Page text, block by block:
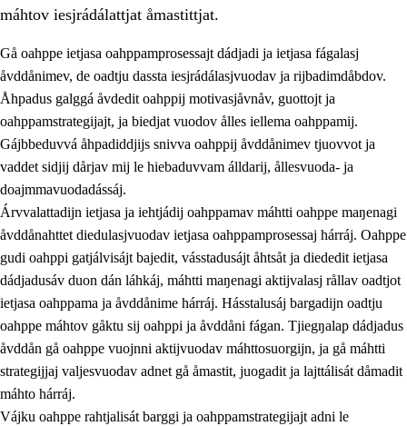
Prinsihpa oahppama, åvddånahttema ja ávddama hárráj
2.1 Sosiála oahppam ja åvddånibme
2.2 Máhtudahka fágáj hárráj
2.3 Vuodulasj tjehpudagá
Oahppat oahppat
Doaresfágalasj tiemá
máhtov iesjrádálattjat åmastittjat.
Gå oahppe ietjasa oahppamprosessajt dádjadi ja ietjasa fágalasj
åvddånimev, de oadtju dassta iesjrádálasjvuodav ja rijbadimdåbdov.
Åhpadus galggá åvdedit oahppij motivasjåvnåv, guottojt ja
oahppamstrategijajt, ja biedjat vuodov ålles iellema oahppamij.
Gájbbeduvvá åhpadiddjijs snivva oahppij åvddånimev tjuovvot ja
vaddet sidjij dårjav mij le hiebaduvvam álldarij, ållesvuoda- ja
doajmmavuodadássáj.
Árvvalattadijn ietjasa ja iehtjádij oahppamav máhtti oahppe maŋenagi
åvddånahttet diedulasjvuodav ietjasa oahppamprosessaj hárráj. Oahppe
gudi oahppi gatjálvisájt bajedit, vásstadusájt åhtsåt ja diededit ietjasa
dádjadusáv duon dán láhkáj, máhtti maŋenagi aktijvalasj rållav oadtjot
ietjasa oahppama ja åvddånime hárráj. Hásstalusáj bargadijn oadtju
oahppe máhtov gåktu sij oahppi ja åvddåni fágan. Tjiegŋalap dádjadus
åvddån gå oahppe vuojnni aktijvuodav máhttosuorgijn, ja gå máhtti
strategijjaj valjesvuodav adnet gå åmastit, juogadit ja lajttálisát dåmadit
máhto hárráj.
Vájku oahppe rahtjalisát barggi ja oahppamstrategijajt adni le